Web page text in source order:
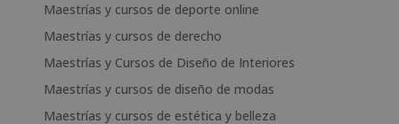
Maestrías y cursos de deporte online
Maestrías y cursos de derecho
Maestrías y Cursos de Diseño de Interiores
Maestrías y cursos de diseño de modas
Maestrías y cursos de estética y belleza